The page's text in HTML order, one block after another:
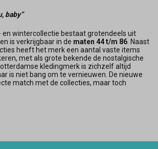
baby”
en wintercollectie bestaat grotendeels uit
en is verkrijgbaar in de maten 44 t/m 86 . Naast
heeft het merk een aantal vaste items
met als grote bekende de nostalgische
kledingmerk is zichzelf altijd
is niet bang om te vernieuwen. De nieuwe
match met de collecties, maar toch